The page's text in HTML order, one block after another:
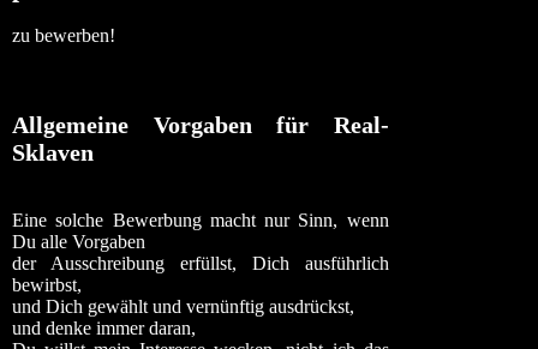
zu bewerben!
Allgemeine Vorgaben für Real-
Sklaven
Eine solche Bewerbung macht nur Sinn, wenn
Du alle Vorgaben
der Ausschreibung erfüllst, Dich ausführlich
bewirbst,
und Dich gewählt und vernünftig ausdrückst,
und denke immer daran,